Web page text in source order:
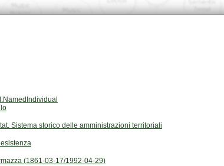
Sistema storico delle amministrazioni territoriali
(1861-03-17/1992-04-29)